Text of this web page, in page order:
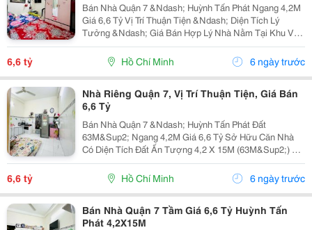
Bán Nhà Quận 7 &Ndash; Huỳnh Tấn Phát Ngang 4,2M
Giá 6,6 Tỷ Vị Trí Thuận Tiện &Ndash; Diện Tích Lý
Tưởng &Ndash; Giá Bán Hợp Lý Nhà Nằm Tại Khu Vực
Huỳnh Tấn Phát, Quận 7, Phù Hợp Cho Khách Hàng Cần
Một Căn Nhà Riêng Để Ở Lâu Dài Hoặc Đầu Tư Sinh...
6,6 tỷ Hồ Chí Minh 6 ngày trước
Nhà Riêng Quận 7, Vị Trí Thuận Tiện, Giá Bán
6,6 Tỷ
Bán Nhà Quận 7 &Ndash; Huỳnh Tấn Phát Đất
63M&Sup2; Ngang 4,2M Giá 6,6 Tỷ Sở Hữu Căn Nhà
Có Diện Tích Đất Ấn Tượng 4,2 X 15M (63M&Sup2;) Tại
Khu Vực Huỳnh Tấn Phát, Quận 7 &Ndash; Phù Hợp
Cho Khách Hàng Cần Không Gian Rộng Rãi, Thoải Mái
Để An...
6,6 tỷ Hồ Chí Minh 6 ngày trước
Bán Nhà Quận 7 Tầm Giá 6,6 Tỷ Huỳnh Tấn
Phát 4,2X15M